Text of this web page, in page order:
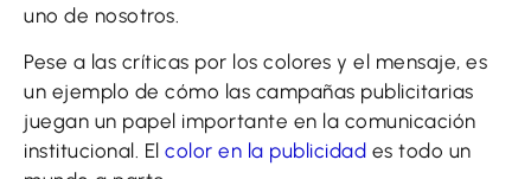
uno de nosotros.
Pese a las críticas por los colores y el mensaje, es
un ejemplo de cómo las campañas publicitarias
juegan un papel importante en la comunicación
institucional. El color en la publicidad es todo un